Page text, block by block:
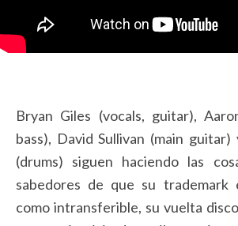
Bryan Giles (vocals, guitar),
bass), David Sullivan (main guitar)
(drums) siguen haciendo las
sabedores de que su trademark
como intransferible, su vuelta